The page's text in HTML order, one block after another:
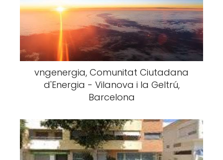
vngenergia, Comunitat Ciutadana
d'Energia - Vilanova i la Geltrú,
Barcelona